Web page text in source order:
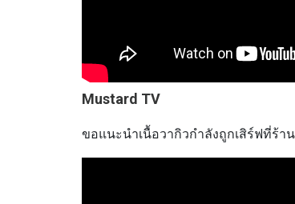
Mustard TV
ขอแนะนำเนื้อวากิวกำลังถูกเสิร์ฟที่ร้